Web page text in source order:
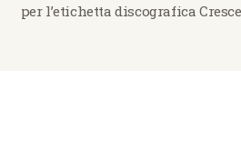
per l’etichetta discografica